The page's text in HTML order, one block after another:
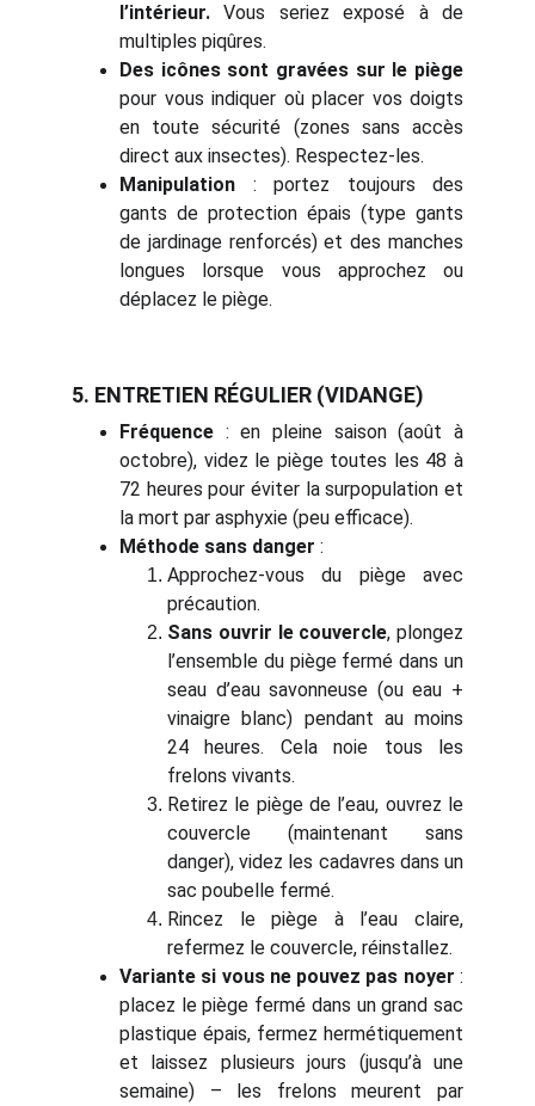
l’intérieur. Vous seriez exposé à de
multiples piqûres.
Des icônes sont gravées sur le piège
pour vous indiquer où placer vos doigts
en toute sécurité (zones sans accès
direct aux insectes). Respectez-les.
Manipulation : portez toujours des
gants de protection épais (type gants
de jardinage renforcés) et des manches
longues lorsque vous approchez ou
déplacez le piège.
5. ENTRETIEN RÉGULIER (VIDANGE)
Fréquence : en pleine saison (août à
octobre), videz le piège toutes les 48 à
72 heures pour éviter la surpopulation et
la mort par asphyxie (peu efficace).
Méthode sans danger :
Approchez-vous du piège avec
précaution.
Sans ouvrir le couvercle, plongez
l’ensemble du piège fermé dans un
seau d’eau savonneuse (ou eau +
vinaigre blanc) pendant au moins
24 heures. Cela noie tous les
frelons vivants.
Retirez le piège de l’eau, ouvrez le
couvercle (maintenant sans
danger), videz les cadavres dans un
sac poubelle fermé.
Rincez le piège à l’eau claire,
refermez le couvercle, réinstallez.
Variante si vous ne pouvez pas noyer :
placez le piège fermé dans un grand sac
plastique épais, fermez hermétiquement
et laissez plusieurs jours (jusqu’à une
semaine) – les frelons meurent par